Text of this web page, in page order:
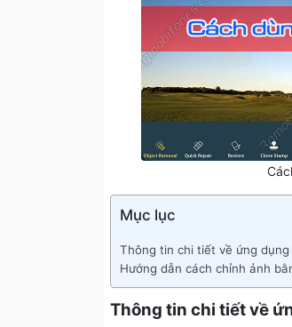
Mục lục
Thông tin chi tiết về ứng dụng
Hướng dẫn cách chỉnh ảnh
Thông tin chi tiết về